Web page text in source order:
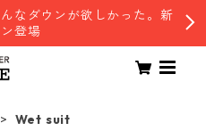
なダウンが欲しかった。新
登場
Wet suit